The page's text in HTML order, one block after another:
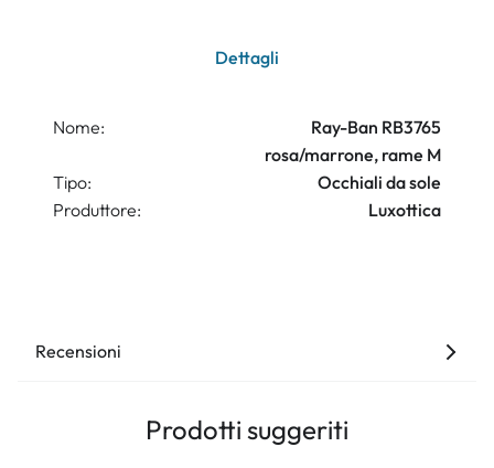
Dettagli
Nome:
Ray-Ban RB3765
rosa/marrone, rame M
Tipo:
Occhiali da sole
Produttore:
Luxottica
Recensioni
Prodotti suggeriti